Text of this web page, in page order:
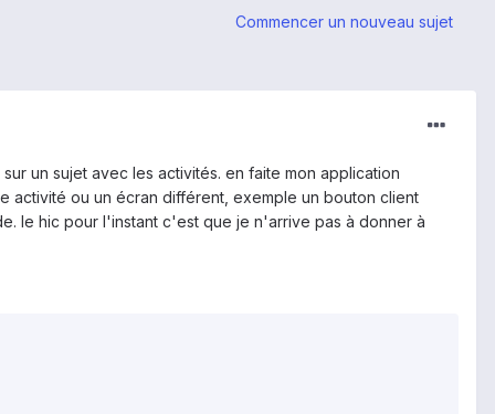
Commencer un nouveau sujet
un sujet avec les activités. en faite mon application
activité ou un écran différent, exemple un bouton client
le hic pour l'instant c'est que je n'arrive pas à donner à